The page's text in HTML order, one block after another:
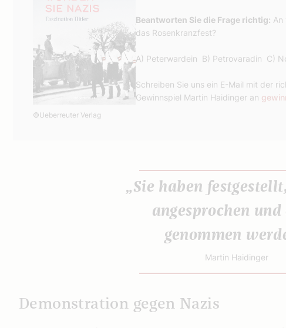
©Ueberreuter Verlag
Beantworten Sie die Frage richtig: An
das Rosenkranzfest?
A) Peterwardein B) Petrovaradin C)
Schreiben Sie uns ein E-Mail mit der
Gewinnspiel Martin Haidinger an
„Sie haben
angesprochen und
genommen
Martin Haidinger
Demonstration gegen Nazis